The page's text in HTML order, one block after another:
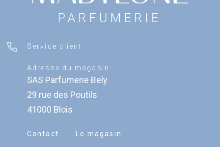
Service client
Adresse du magasin
SAS Parfumerie Bely
29 rue des Poutils
41000 Blois
Contact Le magasin